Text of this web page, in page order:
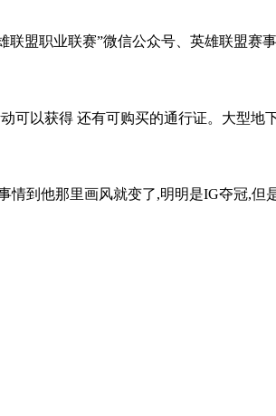
盟职业联赛”微信公众号、英雄联盟赛
可以获得 还有可购买的通行证。大型地
到他那里画风就变了,明明是IG夺冠,但